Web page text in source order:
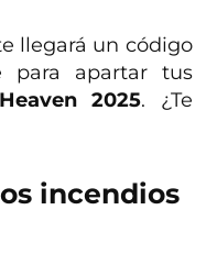
llegará un código
para apartar tus
2025. ¿Te
incendios